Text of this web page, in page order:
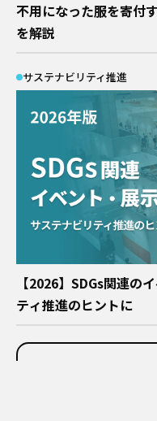
不用になった服を寄付
を解説
サステナビリティ推進
【2026】SDGs関連の
ティ推進のヒントに